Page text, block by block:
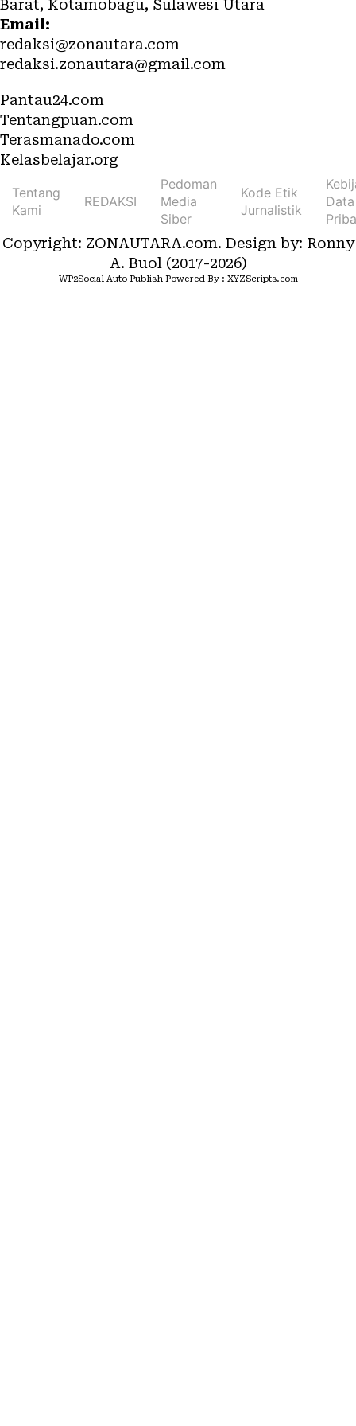
Barat, Kotamobagu, Sulawesi Utara
Email:
redaksi@zonautara.com
redaksi.zonautara@gmail.com
Pantau24.com
Tentangpuan.com
Terasmanado.com
Kelasbelajar.org
Tentang
Kami
REDAKSI
Pedoman
Media
Siber
Kode Etik
Jurnalistik
Data
Copyright: ZONAUTARA.com. Design by: Ronny
A. Buol (2017-2026)
WP2Social Auto PublishPowered By : XYZScripts.com